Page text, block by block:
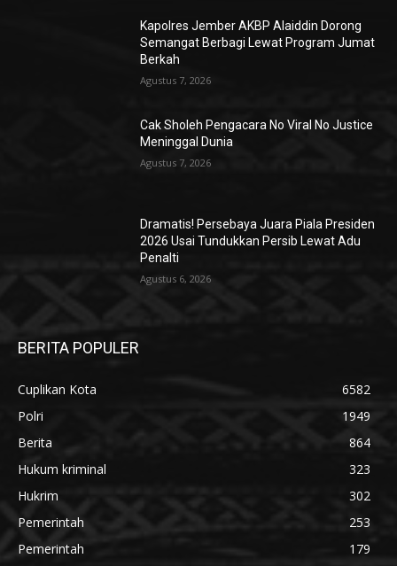
Kapolres Jember AKBP Alaiddin Dorong
Semangat Berbagi Lewat Program Jumat
Berkah
Agustus 7, 2026
Cak Sholeh Pengacara No Viral No Justice
Meninggal Dunia
Agustus 7, 2026
Dramatis! Persebaya Juara Piala Presiden
2026 Usai Tundukkan Persib Lewat Adu
Penalti
Agustus 6, 2026
BERITA POPULER
Cuplikan Kota
6582
Polri
1949
Berita
864
Hukum kriminal
323
Hukrim
302
Pemerintah
253
Pemerintah
179